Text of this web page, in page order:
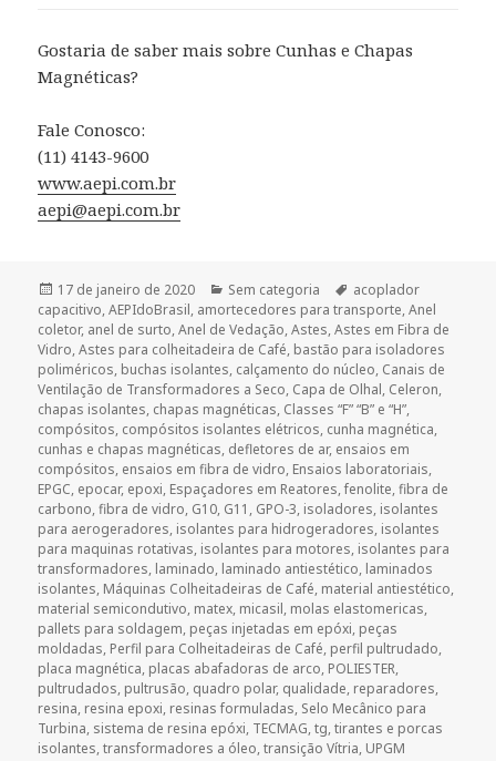
Gostaria de saber mais sobre Cunhas e Chapas
Magnéticas?
Fale Conosco:
(11) 4143-9600
www.aepi.com.br
aepi@aepi.com.br
Publicado
em
17 de janeiro de 2020 Categorias
Sem categoria Tags
acoplador
capacitivo,AEPIdoBrasil, amortecedores para transporte,Anel
coletor, anel de surto,Anel de Vedação,Astes,Astes em Fibra de
Vidro,Astes para colheitadeira de Café, bastão para isoladores
poliméricos, buchas isolantes, calçamento do núcleo, Canais de
Ventilação de Transformadores a Seco, Capa de Olhal, Celeron,
chapas isolantes, chapas magnéticas, Classes “F” “B” e “H”,
compósitos, compósitos isolantes elétricos, cunha magnética,
cunhas e chapas magnéticas, defletores de ar, ensaios em
compósitos, ensaios em fibra de vidro, Ensaios laboratoriais,
EPGC, epocar, epoxi, Espaçadores em Reatores,fenolite,fibra de
carbono,fibra de vidro, G10, G11 , GPO-3, isoladores, isolantes
para aerogeradores, isolantes para hidrogeradores, isolantes
para maquinas rotativas, isolantes para motores, isolantes para
transformadores, laminado, laminado antiestético, laminados
isolantes, Máquinas Colheitadeiras de Café, material antiestético,
material semicondutivo, matex, micasil, molas elastomericas,
pallets para soldagem, peças injetadas em epóxi, peças
moldadas, Perfil para Colheitadeiras de Café, perfil pultrudado,
placa magnética, placas abafadoras de arco, POLIESTER,
pultrudados, pultrusão, quadro polar, qualidade, reparadores,
resina, resina epoxi, resinas formuladas, Selo Mecânico para
Turbina, sistema de resina epóxi, TECMAG,tg,tirantes e porcas
isolantes,transformadores a óleo,transição Vítria, UPGM